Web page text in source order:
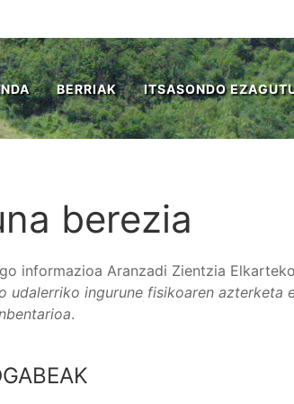
BERRIAK ITSASONDO
berezia
informazioa Aranzadi Zientzia
udalerriko ingurune fisikoaren
.